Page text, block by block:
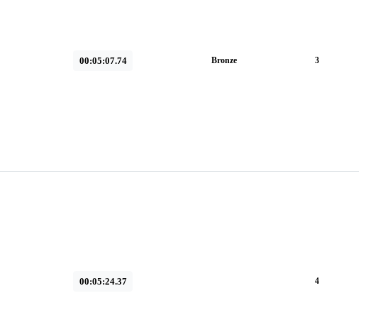
00:05:07.74 Bronze 3
00:05:24.37 4